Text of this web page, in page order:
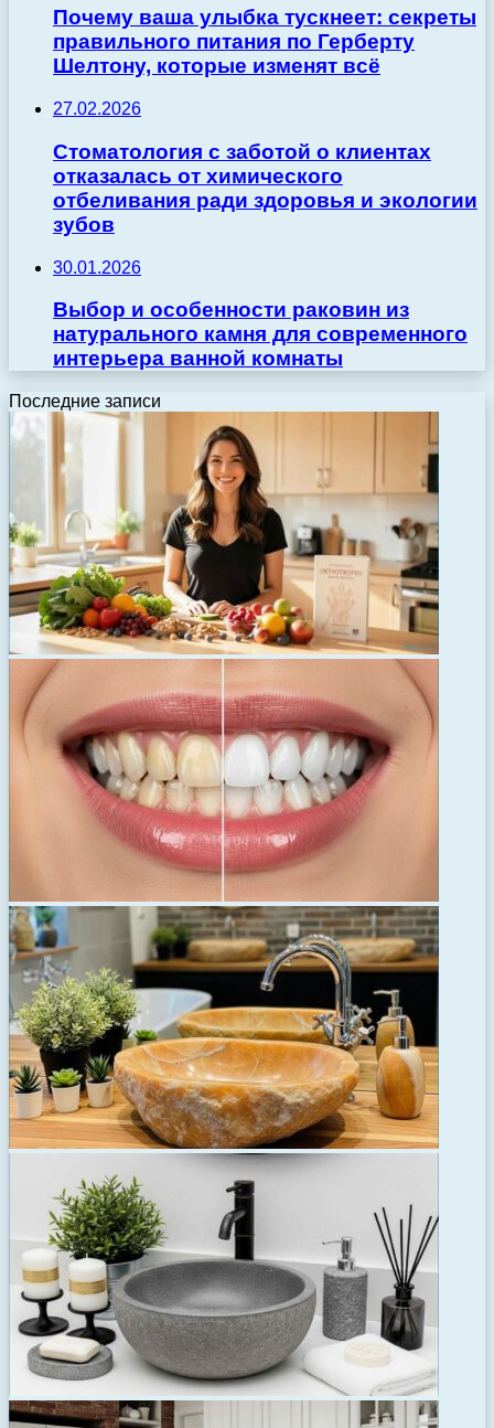
Почему ваша улыбка тускнеет: секреты
правильного питания по Герберту
Шелтону, которые изменят всё
27.02.2026
Стоматология с заботой о клиентах
отказалась от химического
отбеливания ради здоровья и экологии
зубов
30.01.2026
Выбор и особенности раковин из
натурального камня для современного
интерьера ванной комнаты
Последние записи